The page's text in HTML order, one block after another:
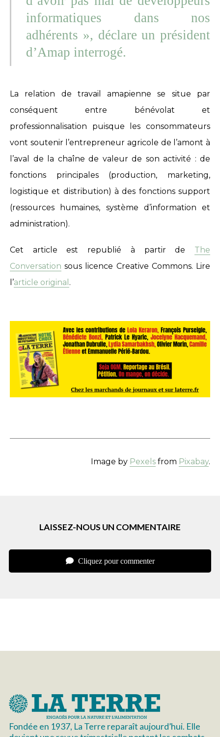
informatiques dans nos
adhérents », déclare un président
d’Amap interrogé.
La relation de travail amapienne se situe par
conséquent entre bénévolat et
professionnalisation puisque les consommateurs
vont soutenir l’entrepreneur agricole de l’amont à
l’aval de la chaîne de valeur de son activité : de
fonctions principales (production, marketing,
logistique et distribution) à des fonctions support
(ressources humaines, système d’information et
administration).
Cet article est republié à partir de The
Conversation sous licence Creative Commons. Lire
l’article original .
Image by Pexels from Pixabay.
LAISSEZ-NOUS UN COMMENTAIRE
Cliquez pour commenter
Fondée en 1937, La Terre reparaît aujourd’hui. Elle